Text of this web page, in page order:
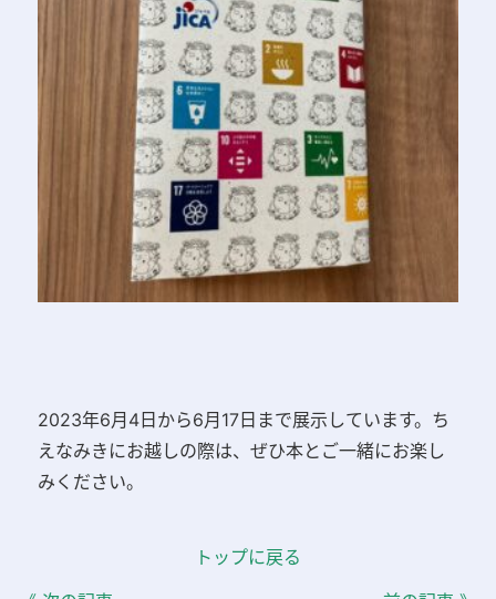
2023年6月4日から6月17日まで展示しています。ち
えなみきにお越しの際は、ぜひ本とご一緒にお楽し
みください。
トップに戻る